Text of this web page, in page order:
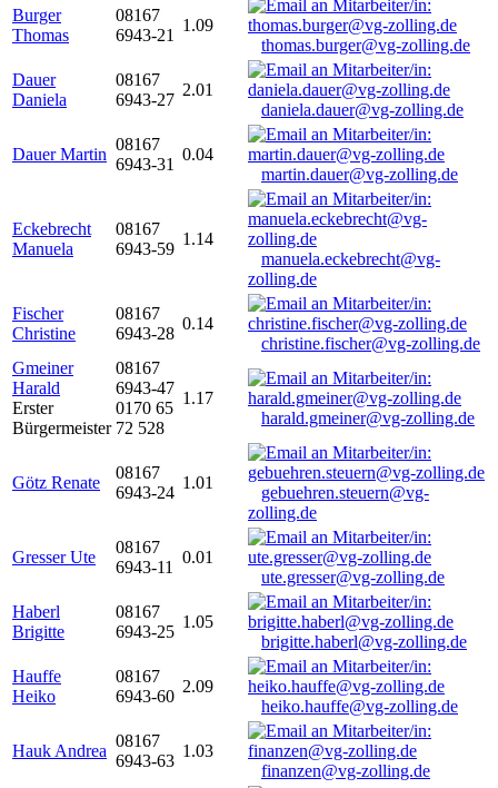
Burger
Thomas
08167
6943-21
1.09
thomas.burger@vg-zolling.de
Dauer
Daniela
08167
6943-27
2.01
daniela.dauer@vg-zolling.de
Dauer Martin
08167
6943-31
0.04
martin.dauer@vg-zolling.de
Eckebrecht
Manuela
08167
6943-59
1.14
manuela.eckebrecht@vg-
zolling.de
Fischer
Christine
08167
6943-28
0.14
christine.fischer@vg-zolling.de
Gmeiner
Harald
Erster
Bürgermeister
08167
6943-47
0170 65
72 528
1.17
harald.gmeiner@vg-zolling.de
Götz Renate
08167
6943-24
1.01
gebuehren.steuern@vg-
zolling.de
Gresser Ute
08167
6943-11
0.01
ute.gresser@vg-zolling.de
Haberl
Brigitte
08167
6943-25
1.05
brigitte.haberl@vg-zolling.de
Hauffe
Heiko
08167
6943-60
2.09
heiko.hauffe@vg-zolling.de
Hauk Andrea
08167
6943-63
1.03
finanzen@vg-zolling.de